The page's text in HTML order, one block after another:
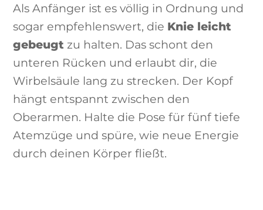
Als Anfänger ist es völlig in Ordnung und
sogar empfehlenswert, die Knie leicht
gebeugt zu halten. Das schont den
unteren Rücken und erlaubt dir, die
Wirbelsäule lang zu strecken. Der Kopf
hängt entspannt zwischen den
Oberarmen. Halte die Pose für fünf tiefe
Atemzüge und spüre, wie neue Energie
durch deinen Körper fließt.